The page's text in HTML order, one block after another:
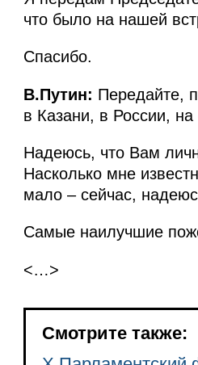
что было на нашей
Спасибо.
В.Путин: Передайте,
в Казани, в России,
Надеюсь, что Вам
Насколько мне
мало – сейчас,
Самые наилучшие
<…>
Смотрите также: